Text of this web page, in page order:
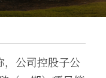
，公司控股子公